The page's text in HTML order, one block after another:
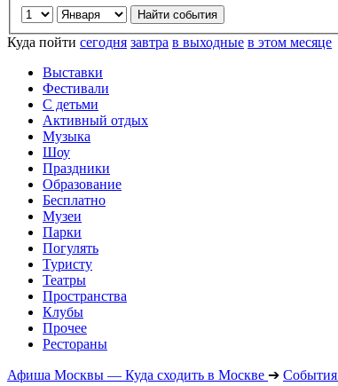
Куда пойти сегодня завтра в выходные в этом месяце
Выставки
Фестивали
С детьми
Активный отдых
Музыка
Шоу
Праздники
Образование
Бесплатно
Музеи
Парки
Погулять
Туристу
Театры
Пространства
Клубы
Прочее
Рестораны
Афиша Москвы — Куда сходить в Москве ➔ События